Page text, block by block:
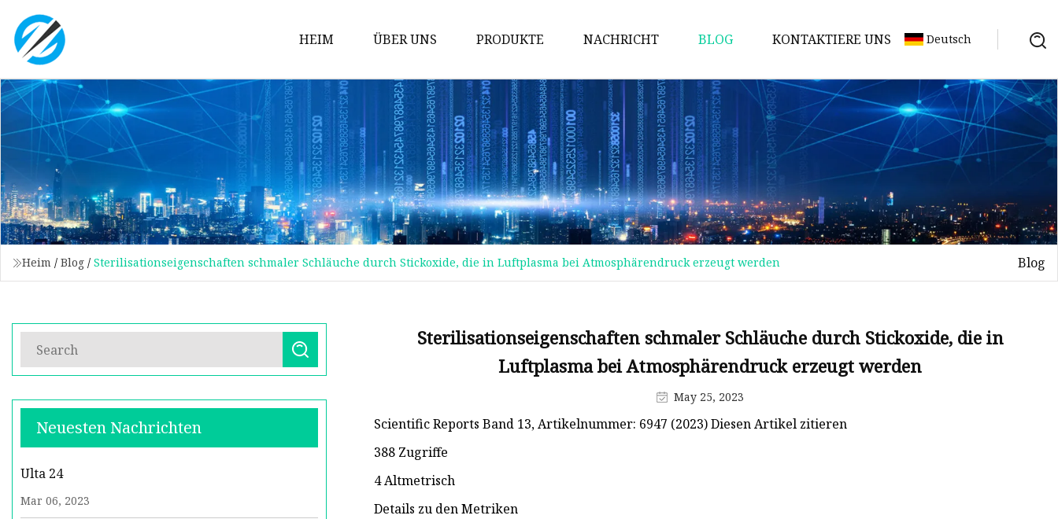
HEIM ÜBER UNS PRODUKTE
Ozongenerator
Ozon-Luftdesinfektion
Ozongenerator in der
Landwirtschaft
Industrieller Ozongenerator
Glyoxylsäure-Monohydrat
Piezoelektrische Keramik
Ozongenerator zur
Geruchskontrolle
NACHRICHT BLOG KONTAKTIERE UNS Deutsch
Heim / Blog / Sterilisationseigenschaften schmaler Schläuche durch Stickoxide, die in Luftplasma bei Atmosphärendruck erzeugt werden Blog
Neuesten Nachrichten
Ulta 24
Mar 06, 2023
Sterilisationseigenschaften schmaler Schläuche durch Stickoxide, die in
Luftplasma bei Atmosphärendruck erzeugt werden
May 25, 2023
Scientific Reports Band 13, Artikelnummer: 6947 (2023) Diesen Artikel zitieren
388 Zugriffe
4 Altmetrisch
Details zu den Metriken